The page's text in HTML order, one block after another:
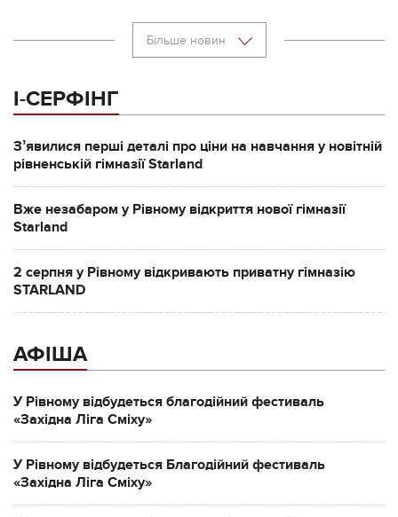
Більше новин
І-СЕРФІНГ
Зʼявилися перші деталі про ціни на навчання у новітній
рівненській гімназії Starland
Вже незабаром у Рівному відкриття нової гімназії
Starland
2 серпня у Рівному відкривають приватну гімназію
STARLAND
АФІША
У Рівному відбудеться благодійний фестиваль
«Західна Ліга Сміху»
У Рівному відбудеться Благодійний фестиваль
«Західна Ліга Сміху»